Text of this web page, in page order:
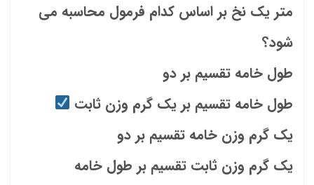
متر یک نخ بر اساس کدام فرمول محاسبه می
شود؟
طول خامه تقسیم بر دو
طول خامه تقسیم بر یک گرم وزن ثابت
یک گرم وزن خامه تقسیم بر دو
یک گرم وزن ثابت تقسیم بر طول خامه